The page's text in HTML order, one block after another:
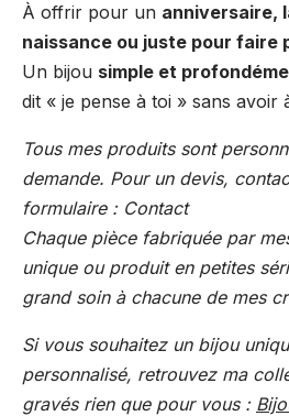
À offrir pour un anniversaire,
naissance ou juste pour faire
Un bijou simple et
dit « je pense à toi » sans avoir
Tous mes produits sont
demande. Pour un devis,
formulaire : Contact
Chaque pièce fabriquée par
unique ou produit en petites
grand soin à chacune de mes
Si vous souhaitez un bijou
personnalisé, retrouvez ma
gravés rien que pour vous :